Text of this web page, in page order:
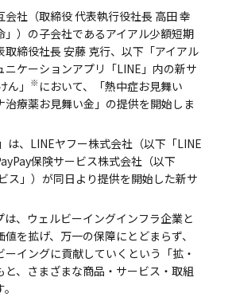
社（取締役 代表執行役社長 高田 幸
」）の子会社であるアイアル少額短期
取締役社長 安藤 克行、以下「アイアル
ニケーションアプリ「LINE」内の新サ
」
※ において、「熱中症お見舞い
治療薬お見舞い金」の提供を開始しま
は、LINEヤフー株式会社（以下「LINE
保険サービス株式会社（以下
ス」）が同日より提供を開始した新サ
、ウェルビーイングインフラ企業と
を拡げ、万一の保障にとどまらず、
ーイングに貢献していくという「拡・
と、さまざまな商品・サービス・取組